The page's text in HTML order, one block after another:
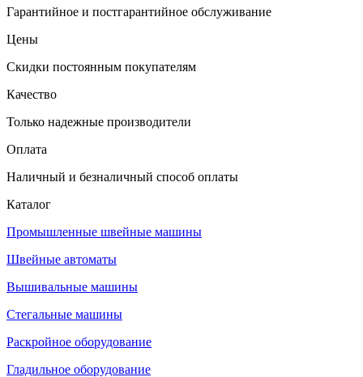
Гарантийное и постгарантийное обслуживание
Цены
Скидки постоянным покупателям
Качество
Только надежные производители
Оплата
Наличный и безналичный способ оплаты
Каталог
Промышленные швейные машины
Швейные автоматы
Вышивальные машины
Стегальные машины
Раскройное оборудование
Гладильное оборудование